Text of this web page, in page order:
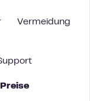
Vermeidung